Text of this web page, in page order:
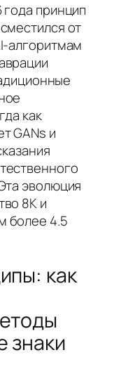
принцип
от
алгоритмам
как
GANs и
эволюция
8K и
более 4.5
как
знаки